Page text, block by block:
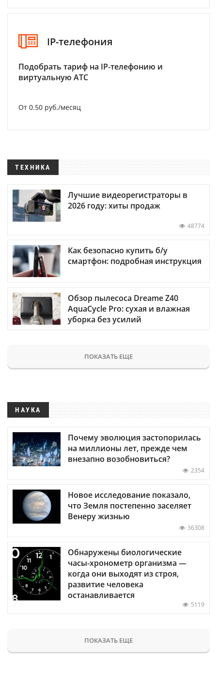
IP-телефония
Подобрать тариф на IP-телефонию и
виртуальную АТС
От 0.50 руб./месяц
ТЕХНИКА
Лучшие видеорегистраторы в
2026 году: хиты продаж
48774
Как безопасно купить б/у
смартфон: подробная инструкция
Обзор пылесоса Dreame Z40
AquaCycle Pro: сухая и влажная
уборка без усилий
ПОКАЗАТЬ ЕЩЕ
НАУКА
Почему эволюция застопорилась
на миллионы лет, прежде чем
внезапно возобновиться?
2354
Новое исследование показало,
что Земля постепенно заселяет
Венеру жизнью
36308
Обнаружены биологические
часы-хронометр организма —
когда они выходят из строя,
развитие человека
останавливается
5119
ПОКАЗАТЬ ЕЩЕ